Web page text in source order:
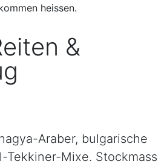
heissen.
&
Araber, bulgarische
Tekkiner-Mixe. Stockmass